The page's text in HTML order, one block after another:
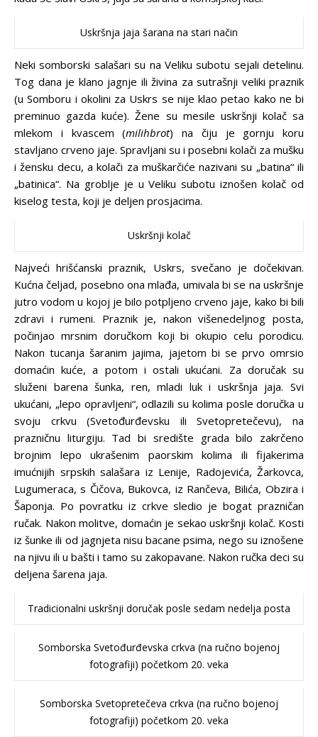
Uskršnja jaja šarana na stari način
Neki somborski salašari su na Veliku subotu sejali detelinu.
Tog dana je klano jagnje ili živina za sutrašnji veliki praznik
(u Somboru i okolini za Uskrs se nije klao petao kako ne bi
preminuo gazda kuće). Žene su mesile uskršnji kolač sa
mlekom i kvascem (milihbrot) na čiju je gornju koru
stavljano crveno jaje. Spravljani su i posebni kolači za mušku
i žensku decu, a kolači za muškarčiće nazivani su „batina“ ili
„batinica“. Na groblje je u Veliku subotu iznošen kolač od
kiselog testa, koji je deljen prosjacima.
Uskršnji kolač
Najveći hrišćanski praznik, Uskrs, svečano je dočekivan.
Kućna čeljad, posebno ona mlađa, umivala bi se na uskršnje
jutro vodom u kojoj je bilo potpljeno crveno jaje, kako bi bili
zdravi i rumeni. Praznik je, nakon višenedeljnog posta,
počinjao mrsnim doručkom koji bi okupio celu porodicu.
Nakon tucanja šaranim jajima, jajetom bi se prvo omrsio
domaćin kuće, a potom i ostali ukućani. Za doručak su
služeni barena šunka, ren, mladi luk i uskršnja jaja. Svi
ukućani, „lepo opravljeni“, odlazili su kolima posle doručka u
svoju crkvu (Svetođurđevsku ili Svetopretečevu), na
prazničnu liturgiju. Tad bi središte grada bilo zakrčeno
brojnim lepo ukrašenim paorskim kolima ili fijakerima
imućnijih srpskih salašara iz Lenije, Radojevića, Žarkovca,
Lugumeraca, s Čičova, Bukovca, iz Rančeva, Bilića, Obzira i
Šaponja. Po povratku iz crkve sledio je bogat prazničan
ručak. Nakon molitve, domaćin je sekao uskršnji kolač. Kosti
iz šunke ili od jagnjeta nisu bacane psima, nego su iznošene
na njivu ili u bašti i tamo su zakopavane. Nakon ručka deci su
deljena šarena jaja.
Tradicionalni uskršnji doručak posle sedam nedelja posta
Somborska Svetođurđevska crkva (na ručno bojenoj
fotografiji) početkom 20. veka
Somborska Svetopretečeva crkva (na ručno bojenoj
fotografiji) početkom 20. veka